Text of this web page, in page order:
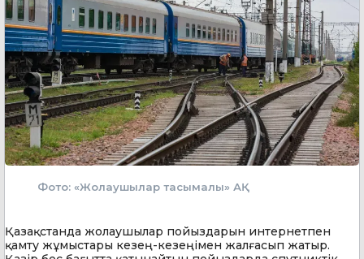
Фото: «Жолаушылар тасымалы» АҚ
Қазақстанда жолаушылар пойыздарын интернетпен
қамту жұмыстары кезең-кезеңімен жалғасып жатыр.